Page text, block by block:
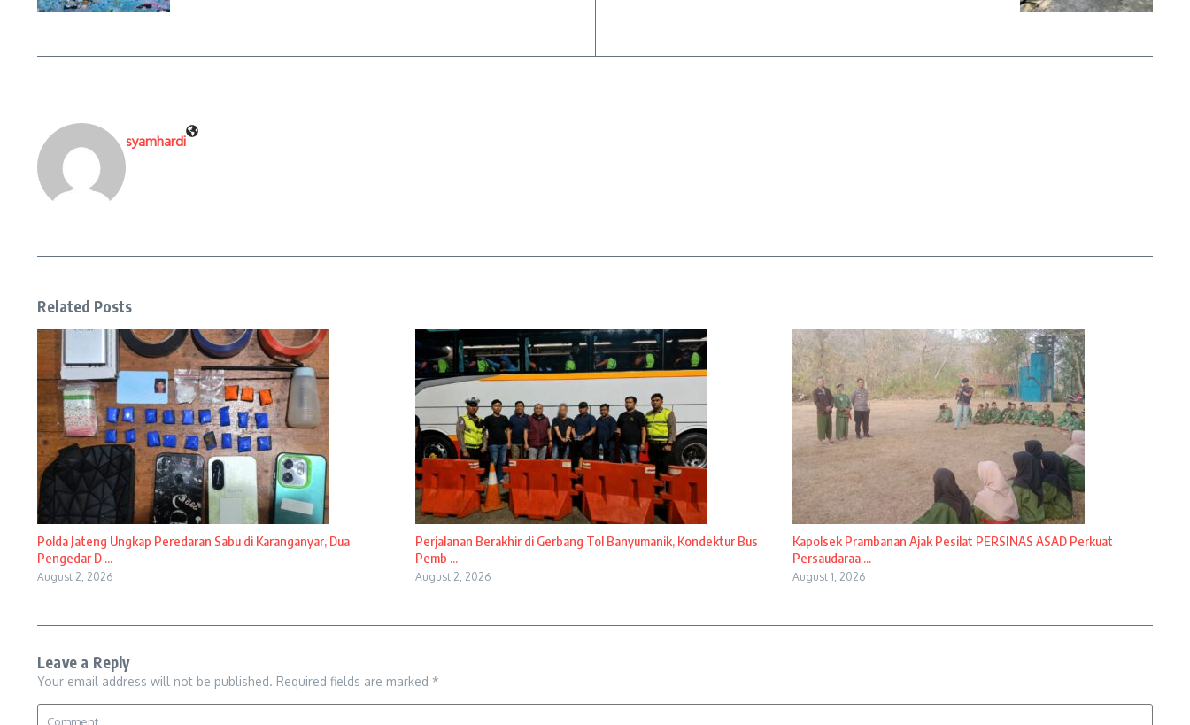
syamhardi
Related Posts
Polda Jateng Ungkap Peredaran Sabu di Karanganyar, Dua
Pengedar D ...
August 2, 2026
Perjalanan Berakhir di Gerbang Tol Banyumanik, Kondektur Bus
Pemb ...
August 2, 2026
Kapolsek Prambanan Ajak Pesilat PERSINAS ASAD Perkuat
Persaudaraa ...
August 1, 2026
Leave a Reply
Your email address will not be published. Required fields are marked *